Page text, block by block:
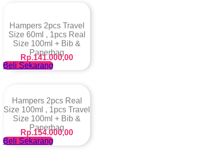
Hampers 2pcs Travel
Size 60ml , 1pcs Real
Size 100ml + Bib &
Paperbag
Rp.141.000,00
Beli Sekarang
Hampers 2pcs Real
Size 100ml , 1pcs Travel
Size 100ml + Bib &
Paperbag
Rp.154.000,00
Beli Sekarang